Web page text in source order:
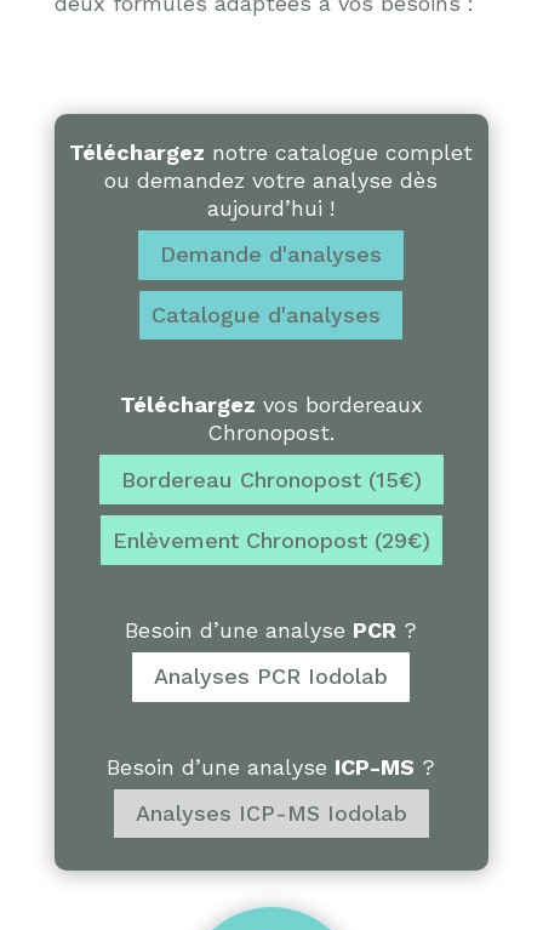
Téléchargez notre catalogue complet
ou demandez votre analyse dès
aujourd’hui !
Demande d'analyses
Catalogue d'analyses
Téléchargez vos bordereaux
Chronopost.
Bordereau Chronopost (15€)
Enlèvement Chronopost (29€)
Besoin d’une analyse PCR ?
Analyses PCR Iodolab
Besoin d’une analyse ICP-MS ?
Analyses ICP-MS Iodolab